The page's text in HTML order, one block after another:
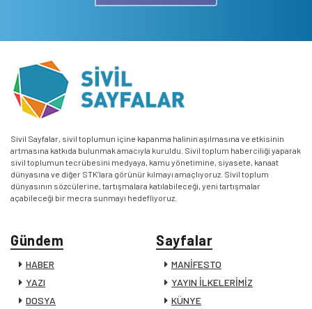
Sivil Sayfalar, sivil toplumun içine kapanma halinin aşılmasına ve etkisinin
artmasına katkıda bulunmak amacıyla kuruldu. Sivil toplum haberciliği yaparak
sivil toplumun tecrübesini medyaya, kamu yönetimine, siyasete, kanaat
dünyasına ve diğer STK’lara görünür kılmayı amaçlıyoruz. Sivil toplum
dünyasının sözcülerine, tartışmalara katılabileceği, yeni tartışmalar
açabileceği bir mecra sunmayı hedefliyoruz.
Gündem
HABER
YAZI
DOSYA
Sayfalar
MANİFESTO
YAYIN İLKELERİMİZ
KÜNYE